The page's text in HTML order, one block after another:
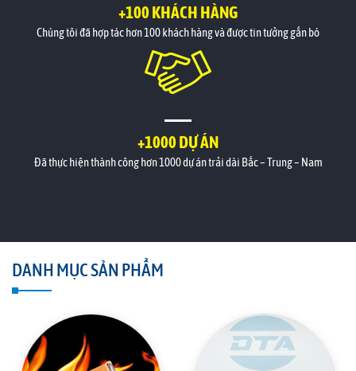
+100 KHÁCH HÀNG
Chúng tôi đã hợp tác hơn 100 khách hàng và được tin tưởng gắn bó
+1000 DỰ ÁN
Đã thực hiện thành công hơn 1000 dự án trải dài Bắc – Trung – Nam
DANH MỤC SẢN PHẨM